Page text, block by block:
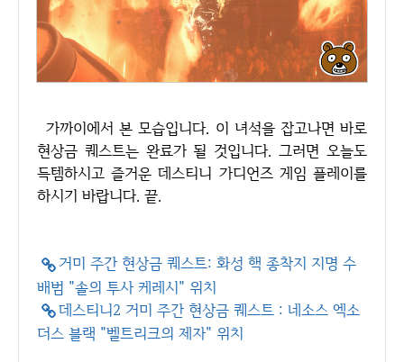
가까이에서 본 모습입니다. 이 녀석을 잡고나면 바로
현상금 퀘스트는 완료가 될 것입니다. 그러면 오늘도
득템하시고 즐거운 데스티니 가디언즈 게임 플레이를
하시기 바랍니다. 끝.
거미 주간 현상금 퀘스트: 화성 핵 종착지 지명 수
배범 "솔의 투사 케레시" 위치
데스티니2 거미 주간 현상금 퀘스트 : 네소스 엑소
더스 블랙 "벨트리크의 제자" 위치